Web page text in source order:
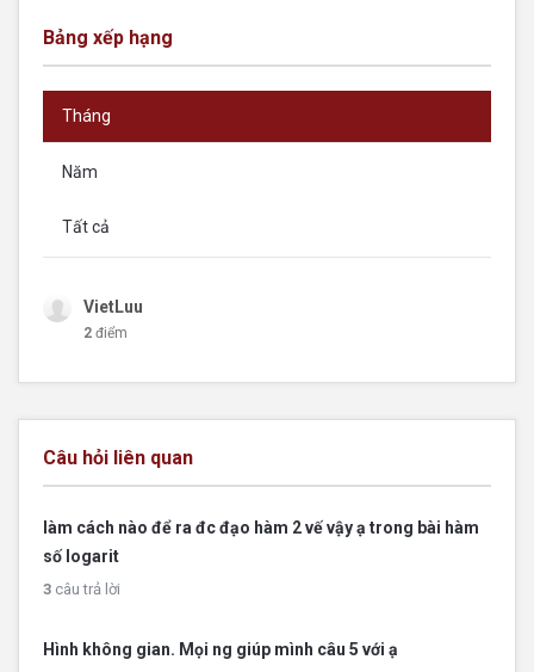
Bảng xếp hạng
Tháng
Năm
Tất cả
VietLuu
2 điểm
Câu hỏi liên quan
làm cách nào để ra đc đạo hàm 2 vế vậy ạ trong bài hàm
số logarit
3 câu trả lời
Hình không gian. Mọi ng giúp mình câu 5 với ạ